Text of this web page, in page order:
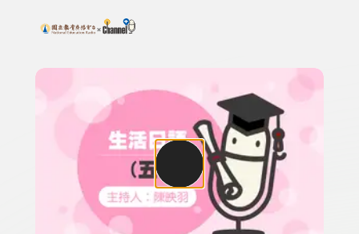
上方功能區塊
搜尋關鍵字：可輸入節目名稱、主持人或關鍵字